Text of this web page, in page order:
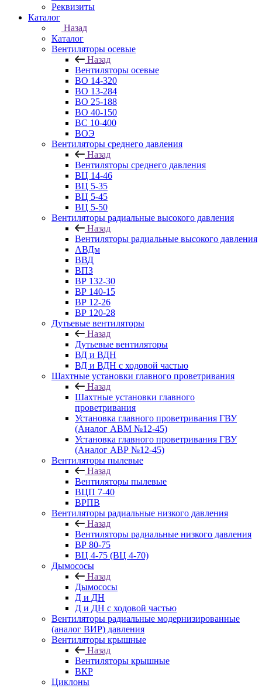
Реквизиты
Каталог
Назад
Каталог
Вентиляторы осевые
Назад
Вентиляторы осевые
ВО 14-320
ВО 13-284
ВО 25-188
ВО 40-150
ВС 10-400
ВОЭ
Вентиляторы среднего давления
Назад
Вентиляторы среднего давления
ВЦ 14-46
ВЦ 5-35
ВЦ 5-45
ВЦ 5-50
Вентиляторы радиальные высокого давления
Назад
Вентиляторы радиальные высокого давления
АВДм
ВВД
ВПЗ
ВР 132-30
ВР 140-15
ВР 12-26
ВР 120-28
Дутьевые вентиляторы
Назад
Дутьевые вентиляторы
ВД и ВДН
ВД и ВДН с ходовой частью
Шахтные установки главного проветривания
Назад
Шахтные установки главного
проветривания
Установка главного проветривания ГВУ
(Аналог АВМ №12-45)
Установка главного проветривания ГВУ
(Аналог АВР №12-45)
Вентиляторы пылевые
Назад
Вентиляторы пылевые
ВЦП 7-40
ВРПВ
Вентиляторы радиальные низкого давления
Назад
Вентиляторы радиальные низкого давления
ВР 80-75
ВЦ 4-75 (ВЦ 4-70)
Дымососы
Назад
Дымососы
Д и ДН
Д и ДН с ходовой частью
Вентиляторы радиальные модернизированные
(аналог ВИР) давления
Вентиляторы крышные
Назад
Вентиляторы крышные
ВКР
Циклоны